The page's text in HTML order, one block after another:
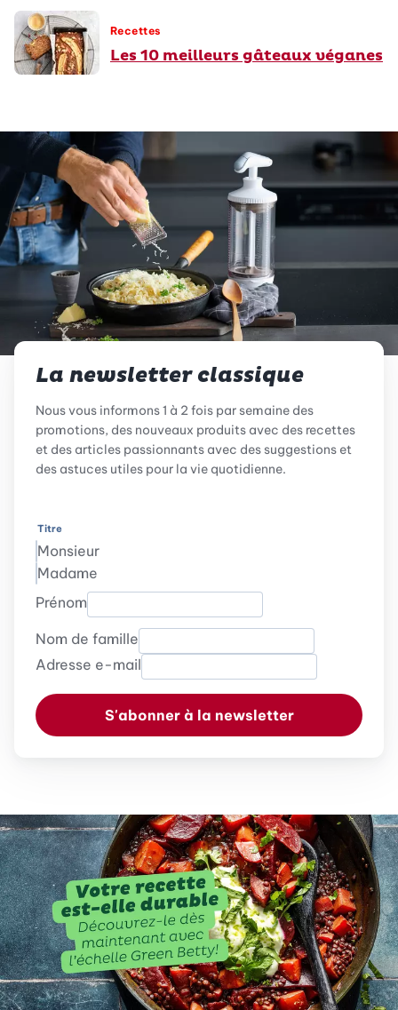
Recettes
Les 10 meilleurs gâteaux véganes
La newsletter classique
Nous vous informons 1 à 2 fois par semaine des
promotions, des nouveaux produits avec des recettes
et des articles passionnants avec des suggestions et
des astuces utiles pour la vie quotidienne.
Titre
Monsieur
Madame
Prénom
Nom de famille
Adresse e-mail
S'abonner à la newsletter